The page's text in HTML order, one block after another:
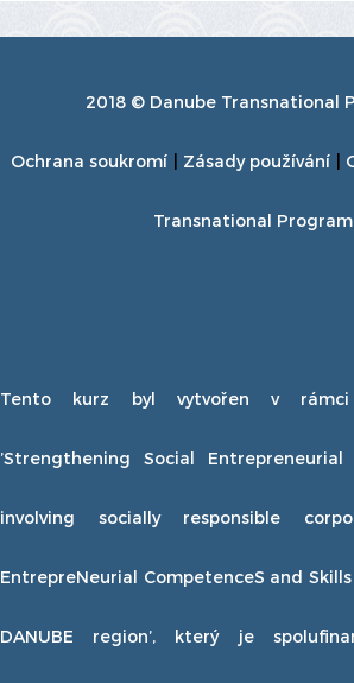
2018 © Danube Transnational
Ochrana soukromí Zásady používání
Transnational
Tento kurz byl vytvořen v rámci
’Strengthening Social
involving socially responsible
EntrepreNeurial CompetenceS and
DANUBE region’, který je